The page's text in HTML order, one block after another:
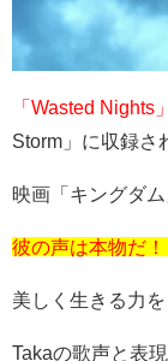
「Wasted Nights」
Storm 」に収録さ
映画「キングダ
彼の声は本物だ！
美しく生きる力を
Takaの歌声と表